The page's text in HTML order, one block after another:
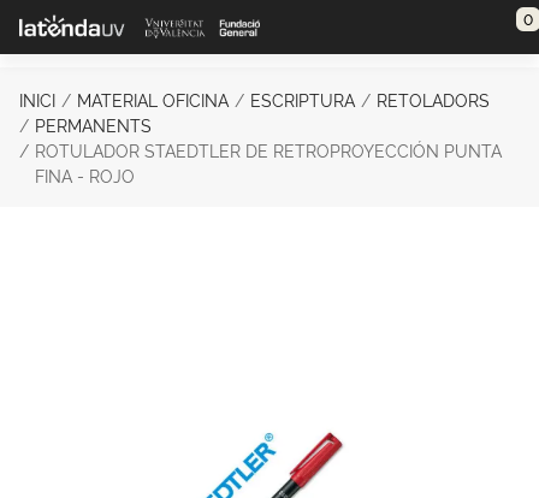
Saltar al contenido principal 0
INICI MATERIAL OFICINA ESCRIPTURA
RETOLADORS
PERMANENTS
ROTULADOR STAEDTLER DE RETROPROYECCIÓN PUNTA
FINA - ROJO